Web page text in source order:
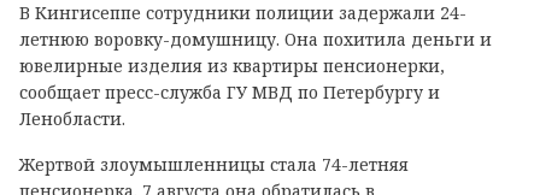
В Кингисеппе сотрудники полиции задержали 24-
летнюю воровку-домушницу. Она похитила деньги и
ювелирные изделия из квартиры пенсионерки,
сообщает пресс-служба ГУ МВД по Петербургу и
Ленобласти.
Жертвой злоумышленницы стала 74-летняя